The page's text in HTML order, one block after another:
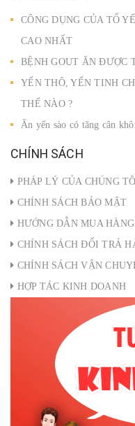
CÔNG DỤNG CỦA TỔ
CAO NHẤT
BỆNH GOUT ĂN ĐƯỢC
YẾN THÔ, YẾN TINH
THẾ NÀO ?
Ăn yến sào có tăng cân
CHÍNH SÁCH
PHÁP LÝ CỦA CHÚNG
CHÍNH SÁCH BẢO MẬT
HƯỚNG DẪN MUA HÀNG
CHÍNH SÁCH ĐỔI TRẢ
CHÍNH SÁCH VẬN
HỢP TÁC KINH DOANH